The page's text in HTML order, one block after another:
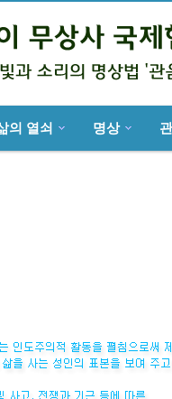
의 열쇠 명상